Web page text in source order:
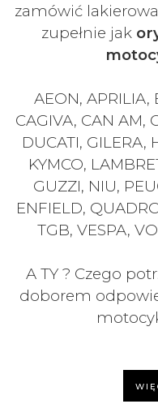
zamówić
zupełnie jak
AEON, APRILIA,
CAGIVA, CAN AM,
DUCATI, GILERA,
KYMCO,
GUZZI, NIU,
ENFIELD,
TGB, VESPA,
A TY ? Czego
doborem